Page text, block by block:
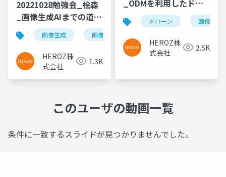
20221028勉強会_桧森
_画像生成AIまでの道の
り
画像生成 画像チーム
HEROZ株
式会社
1.3K
_ODMを利用したドロ
ーン動画の加工
ドローン 画像チー
HEROZ株
式会社
2.5K
このユーザの動画一覧
条件に一致するスライドが見つかりませんでした。